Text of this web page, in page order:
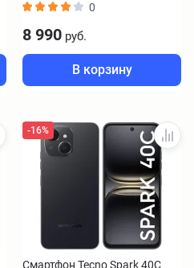
0
8 990 руб.
В корзину
-16%
Смартфон Tecno Spark 40C